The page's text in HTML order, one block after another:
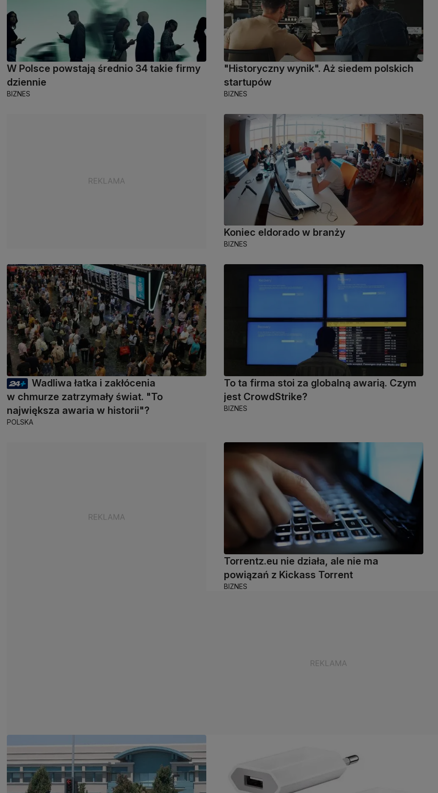
W Polsce powstają średnio 34 takie firmy
dziennie
BIZNES
"Historyczny wynik". Aż siedem polskich
startupów
BIZNES
Koniec eldorado w branży
BIZNES
Wadliwa łatka i zakłócenia
w chmurze zatrzymały świat. "To
największa awaria w historii"?
POLSKA
To ta firma stoi za globalną awarią. Czym
jest CrowdStrike?
BIZNES
Torrentz.eu nie działa, ale nie ma
powiązań z Kickass Torrent
BIZNES